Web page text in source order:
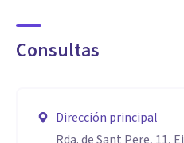
Utilizo un enfoque sistémico
impactan en la vida presente,
Consultas
Dirección principal